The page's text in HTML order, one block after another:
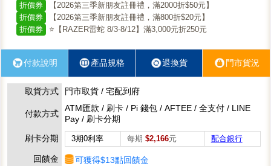
折價券
【2026第三季新朋友註冊禮，滿2000折$50元】
折價券
【2026第三季新朋友註冊禮，滿800折$20元】
折價券
⭐【RAZER雷蛇 8/3-8/12】滿3,000元折250元
付款說明 產品規格 退換貨 門市貨況
取貨方式 門市取貨 / 宅配到府
付款方式
ATM匯款 / 刷卡 / Pi 錢包 / AFTEE / 全支付 / LINE
Pay / 刷卡分期
刷卡分期
3期0利率 每期 $2,166元 配合銀行
回饋金 可獲得$13點回饋金